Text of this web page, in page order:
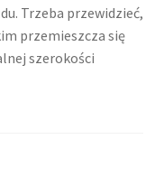
Trzeba przewidzieć,
przemieszcza się
szerokości